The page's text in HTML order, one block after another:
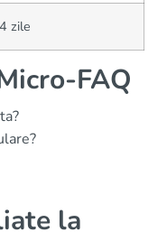
zile
FAQ
la